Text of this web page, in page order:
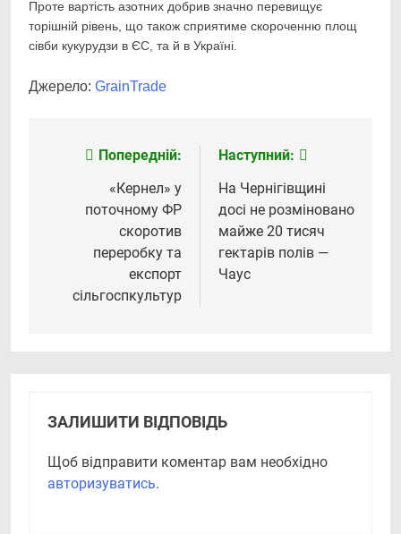
Проте вартість азотних добрив значно перевищує
торішній рівень, що також сприятиме скороченню площ
сівби кукурудзи в ЄС, та й в Україні.
Джерело: GrainTrade
Навігація
записів
Попередній:
«Кернел» у
поточному ФР
скоротив
переробку та
експорт
сільгоспкультур
Наступний:
На Чернігівщині
досі не розміновано
майже 20 тисяч
гектарів полів —
Чаус
ЗАЛИШИТИ ВІДПОВІДЬ
Щоб відправити коментар вам необхідно
авторизуватись.